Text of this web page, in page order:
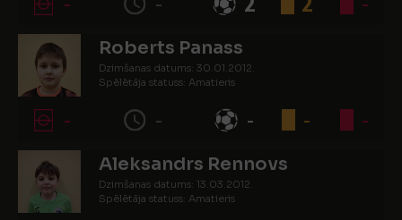
Roberts Panass
Dzimšanas datums: 30.01.2012.
Spēlētāja statuss: Amatieris
- - - - -
Aleksandrs Rennovs
Dzimšanas datums: 13.03.2012.
Spēlētāja statuss: Amatieris